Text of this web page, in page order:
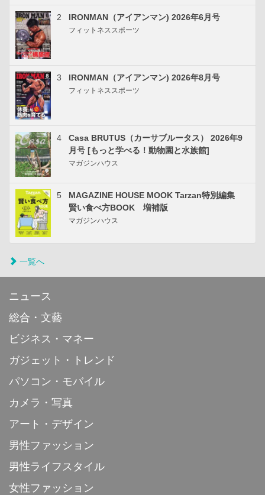
2 IRONMAN（アイアンマン) 2026年6月号
フィットネススポーツ
3 IRONMAN（アイアンマン) 2026年8月号
フィットネススポーツ
4
Casa BRUTUS（カーサブルータス） 2026年9
月号 [もっと学べる！動物園と水族館]
マガジンハウス
5
MAGAZINE HOUSE MOOK Tarzan特別編集
賢い食べ方BOOK 増補版
マガジンハウス
一覧へ
ニュース
総合・文藝
ビジネス・マネー
ガジェット・トレンド
パソコン・モバイル
カメラ・写真
アート・デザイン
男性ファッション
男性ライフスタイル
女性ファッション